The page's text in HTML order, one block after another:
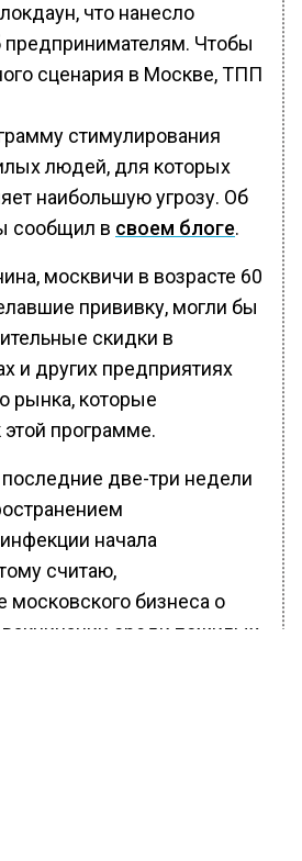
что нанесло
Чтобы
сценария в Москве, ТПП
стимулирования
людей, для которых
наибольшую угрозу. Об
сообщил в своем блоге.
москвичи в возрасте 60
прививку, могли бы
скидки в
и других предприятиях
рынка, которые
программе.
последние две-три недели
начала
считаю,
московского бизнеса о
среди пожилых